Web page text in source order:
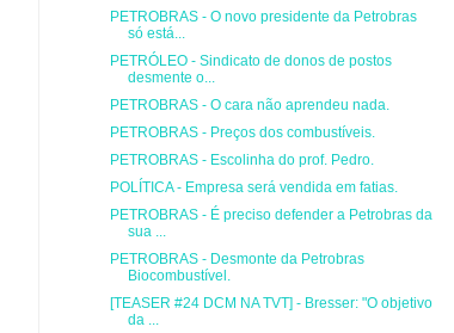
PETROBRAS - O novo presidente da Petrobras
só está...
PETRÓLEO - Sindicato de donos de postos
desmente o...
PETROBRAS - O cara não aprendeu nada.
PETROBRAS - Preços dos combustíveis.
PETROBRAS - Escolinha do prof. Pedro.
POLÍTICA - Empresa será vendida em fatias.
PETROBRAS - É preciso defender a Petrobras da
sua ...
PETROBRAS - Desmonte da Petrobras
Biocombustível.
[TEASER #24 DCM NA TVT] - Bresser: "O objetivo
da ...